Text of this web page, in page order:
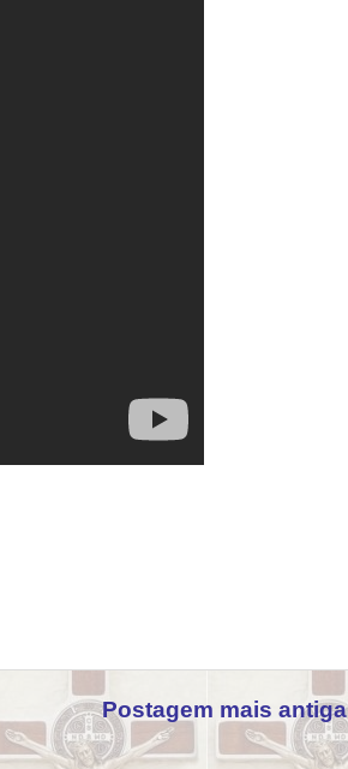
Postagem mais antiga